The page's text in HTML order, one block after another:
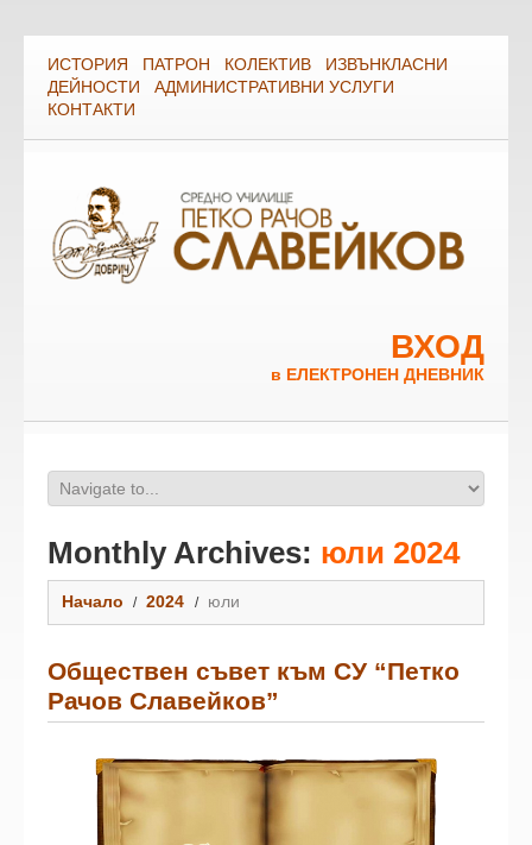
ИСТОРИЯ ПАТРОН КОЛЕКТИВ
ИЗВЪНКЛАСНИ
ДЕЙНОСТИ
АДМИНИСТРАТИВНИ УСЛУГИ
КОНТАКТИ
ВХОД
в ЕЛЕКТРОНЕН ДНЕВНИК
Monthly Archives: юли 2024
Начало 2024 юли
Обществен съвет към СУ “Петко
Рачов Славейков”